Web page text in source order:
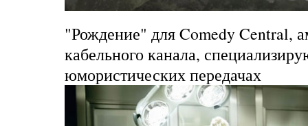
"Рождение" для Comedy Central,
кабельного канала,
юмористических передачах